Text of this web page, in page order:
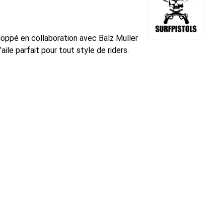
en collaboration avec Balz Muller
parfait pour tout style de riders.